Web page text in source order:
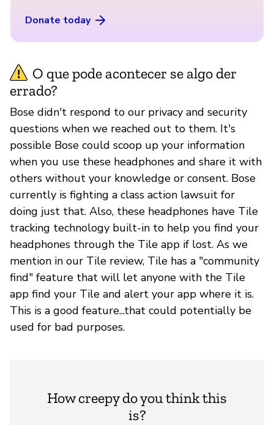
Donate today
O que pode acontecer se algo der
errado?
Bose didn't respond to our privacy and security
questions when we reached out to them. It's
possible Bose could scoop up your information
when you use these headphones and share it with
others without your knowledge or consent. Bose
currently is fighting a class action lawsuit for
doing just that. Also, these headphones have Tile
tracking technology built-in to help you find your
headphones through the Tile app if lost. As we
mention in our Tile review, Tile has a "community
find" feature that will let anyone with the Tile
app find your Tile and alert your app where it is.
This is a good feature...that could potentially be
used for bad purposes.
How creepy do you think this
is?